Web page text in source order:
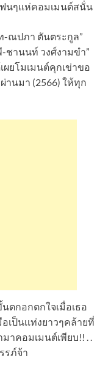
ฟนๆเเห่คอมเมนต์สนั่น
-ณปภา ตันตระกูล”
ชานนท์ วงศ์งามขำ”
ผยโมเมนต์คุกเข่าขอ
านมา (2566) ให้ทุก
ตกอกตกใจเมื่อเธอ
เป็นเเท่งยาวๆคล้ายที่
าคอมเมนต์เพียบ!! . .
รภ์จ้า